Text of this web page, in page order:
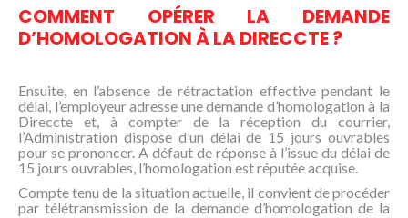
COMMENT OPÉRER LA DEMANDE
D’HOMOLOGATION À LA DIRECCTE ?
Ensuite, en l’absence de rétractation effective pendant le
délai, l’employeur adresse une demande d’homologation à la
Direccte et, à compter de la réception du courrier,
l’Administration dispose d’un délai de 15 jours ouvrables
pour se prononcer. A défaut de réponse à l’issue du délai de
15 jours ouvrables, l’homologation est réputée acquise.
Compte tenu de la situation actuelle, il convient de procéder
par télétransmission de la demande d’homologation de la